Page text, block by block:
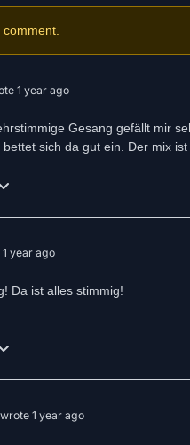
1 year ago
Gesang gefällt mir
sich da gut ein. Der mix ist
year ago
Da ist alles stimmig!
wrote 1 year ago